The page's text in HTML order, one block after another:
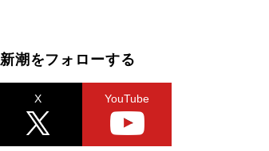
潮をフォローする
X YouTube